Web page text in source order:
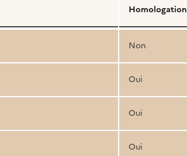
Homologation
Non
Oui
Oui
Oui